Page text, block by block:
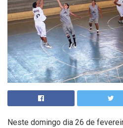
Neste domingo dia 26 de